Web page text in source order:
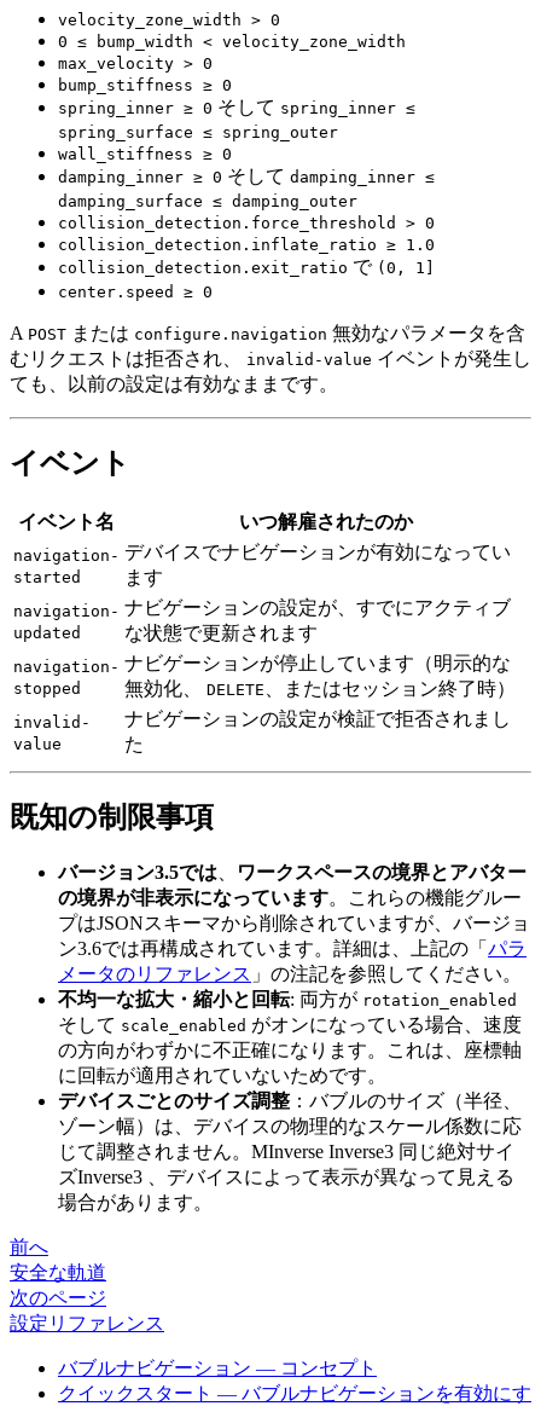
velocity_zone_width > 0
0 ≤ bump_width < velocity_zone_width
max_velocity > 0
bump_stiffness ≥ 0
spring_inner ≥ 0 そして spring_inner ≤
spring_surface ≤ spring_outer
wall_stiffness ≥ 0
damping_inner ≥ 0 そして damping_inner ≤
damping_surface ≤ damping_outer
collision_detection.force_threshold > 0
collision_detection.inflate_ratio ≥ 1.0
collision_detection.exit_ratio で (0, 1]
center.speed ≥ 0
A POST または configure.navigation 無効なパラメータを含
むリクエストは拒否され、
invalid-value イベントが発生し
ても、以前の設定は有効なままです。
イベント
イベント名 いつ解雇されたのか
navigation-
started
デバイスでナビゲーションが有効になってい
ます
navigation-
updated
ナビゲーションの設定が、すでにアクティブ
な状態で更新されます
navigation-
stopped
ナビゲーションが停止しています（明示的な
無効化、 DELETE 、またはセッション終了時）
invalid-
value
ナビゲーションの設定が検証で拒否されまし
た
既知の制限事項
バージョン3.5では
ワークスペースの境界とアバター
の境界が非表示になっています。これらの機能グルー
プはJSONスキーマから削除されていますが、バージョ
ン3.6では再構成されています。詳細は、上記の「 パラ
メータのリファレンス 」の注記を参照してください。
不均一な拡大・縮小と回転: 両方が rotation_enabled
そして scale_enabled がオンになっている場合、速度
の方向がわずかに不正確になります。これは、座標軸
に回転が適用されていないためです。
デバイスごとのサイズ調整 ：バブルのサイズ（半径、
ゾーン幅）は、デバイスの物理的なスケール係数に応
じて調整されません。MInverse Inverse3 同じ絶対サイ
ズInverse3 、デバイスによって表示が異なって見える
場合があります。
前へ
安全な軌道
次のページ
設定リファレンス
バブルナビゲーション — コンセプト
クイックスタート — バブルナビゲーションを有効にす